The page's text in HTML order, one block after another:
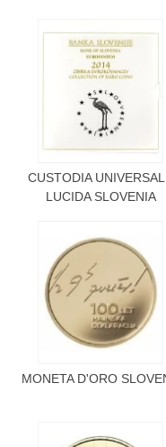
CUSTODIA
LUCIDA SLOVENIA
MONETA D'ORO